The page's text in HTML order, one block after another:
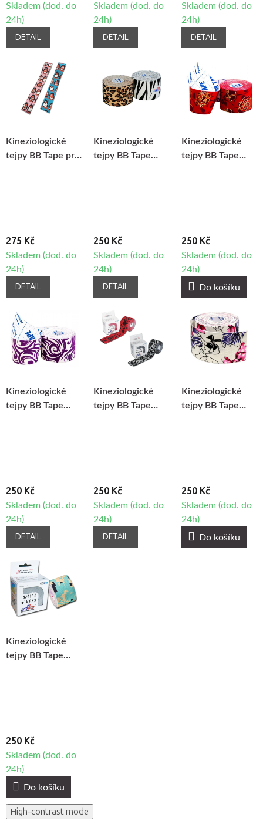
Skladem (dod. do
24h)
DETAIL
Skladem (dod. do
24h)
DETAIL
Skladem (dod. do
24h)
DETAIL
Kineziologické
tejpy BB Tape pro
275 Kč
Skladem (dod. do
24h)
DETAIL
Kineziologické
tejpy BB Tape
250 Kč
Skladem (dod. do
24h)
DETAIL
Kineziologické
tejpy BB Tape
250 Kč
Skladem (dod. do
24h)
Do košíku
Kineziologické
tejpy BB Tape
250 Kč
Skladem (dod. do
24h)
DETAIL
Kineziologické
tejpy BB Tape
250 Kč
Skladem (dod. do
24h)
DETAIL
Kineziologické
tejpy BB Tape
250 Kč
Skladem (dod. do
24h)
Do košíku
Kineziologické
tejpy BB Tape
250 Kč
Skladem (dod. do
24h)
Do košíku
High-contrast mode